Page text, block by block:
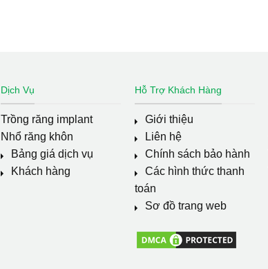
Dịch Vụ
Trồng răng implant
Nhổ răng khôn
Bảng giá dịch vụ
Khách hàng
Hỗ Trợ Khách Hàng
Giới thiệu
Liên hệ
Chính sách bảo hành
Các hình thức thanh
toán
Sơ đồ trang web